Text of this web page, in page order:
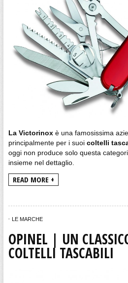
La Victorinoxè una famosissima
principalmente per i suoi coltelli
oggi non produce solo questa
insieme nel dettaglio.
READ MORE +
LE MARCHE
OPINEL | UN
COLTELLI TASCABILI